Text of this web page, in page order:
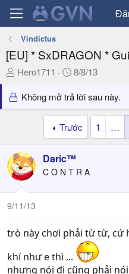
Vindictus
[EU] * SxDRAGON *
T
r
e
t
a
r
e
r
Hero1711
N
à
y
ử
8/8/13
Không mở trả lời sau này.
Trước 1 …
Daric™
C O N T R A
9/11/13
trò này chơi phải từ từ, cứ
khí như e thì ...
nhưng nói đi cũng phải